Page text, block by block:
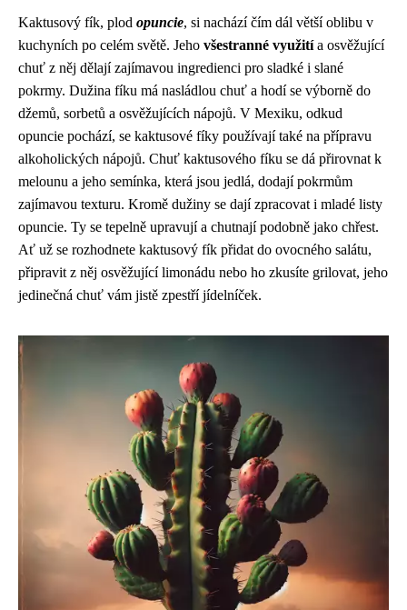
Kaktusový fík, plod opuncie, si nachází čím dál větší oblibu v
kuchyních po celém světě. Jeho všestranné využitía osvěžující
chuť z něj dělají zajímavou ingredienci pro sladké i slané
pokrmy. Dužina fíku má nasládlou chuť a hodí se výborně do
džemů, sorbetů a osvěžujících nápojů. V Mexiku, odkud
opuncie pochází, se kaktusové fíky používají také na přípravu
alkoholických nápojů. Chuť kaktusového fíku se dá přirovnat k
melounu a jeho semínka, která jsou jedlá, dodají pokrmům
zajímavou texturu. Kromě dužiny se dají zpracovat i mladé listy
opuncie. Ty se tepelně upravují a chutnají podobně jako chřest.
Ať už se rozhodnete kaktusový fík přidat do ovocného salátu,
připravit z něj osvěžující limonádu nebo ho zkusíte grilovat, jeho
jedinečná chuť vám jistě zpestří jídelníček.